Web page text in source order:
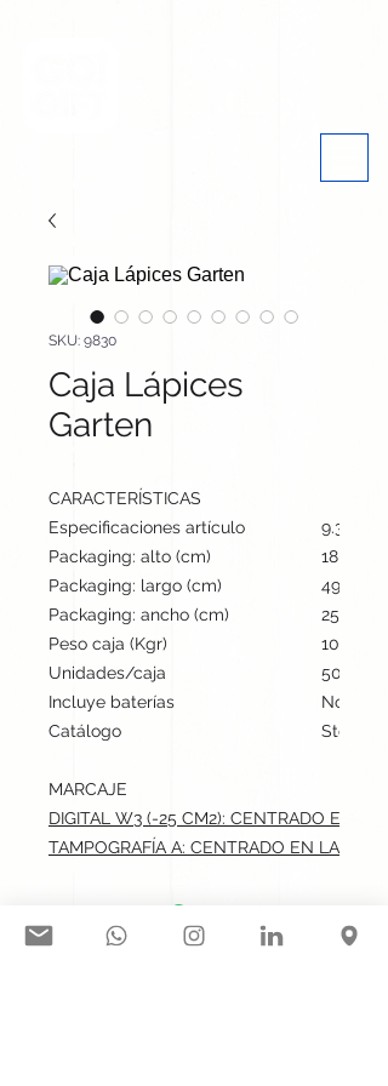
SKU: 9830
Caja Lápices
Garten
CARACTERÍSTICAS
Especificaciones artículo
9.3 cm
Packaging: alto (cm)
18
Packaging: largo (cm)
49.5
Packaging: ancho (cm)
25
Peso caja (Kgr)
10
Unidades/caja
500
Incluye baterías
No
Catálogo
Stock
MARCAJE
DIGITAL W3 (-25 CM2): CENTRADO EN LA
TAMPOGRAFÍA A: CENTRADO EN LA